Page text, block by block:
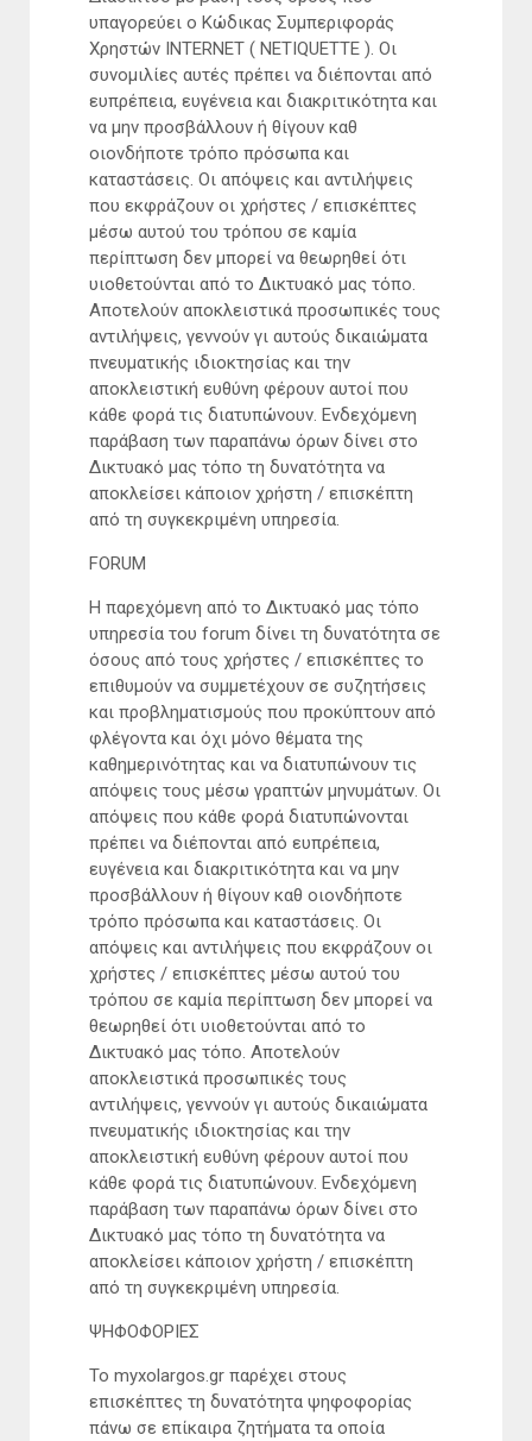
υπαγορεύει ο Κώδικας Συμπεριφοράς
Χρηστών INTERNET ( NETIQUETTE ). Οι
συνομιλίες αυτές πρέπει να διέπονται από
ευπρέπεια, ευγένεια και διακριτικότητα και
να μην προσβάλλουν ή θίγουν καθ
οιονδήποτε τρόπο πρόσωπα και
καταστάσεις. Οι απόψεις και αντιλήψεις
που εκφράζουν οι χρήστες / επισκέπτες
μέσω αυτού του τρόπου σε καμία
περίπτωση δεν μπορεί να θεωρηθεί ότι
υιοθετούνται από το Δικτυακό μας τόπο.
Αποτελούν αποκλειστικά προσωπικές τους
αντιλήψεις, γεννούν γι αυτούς δικαιώματα
πνευματικής ιδιοκτησίας και την
αποκλειστική ευθύνη φέρουν αυτοί που
κάθε φορά τις διατυπώνουν. Ενδεχόμενη
παράβαση των παραπάνω όρων δίνει στο
Δικτυακό μας τόπο τη δυνατότητα να
αποκλείσει κάποιον χρήστη / επισκέπτη
από τη συγκεκριμένη υπηρεσία.
FORUM
Η παρεχόμενη από το Δικτυακό μας τόπο
υπηρεσία του forum δίνει τη δυνατότητα σε
όσους από τους χρήστες / επισκέπτες το
επιθυμούν να συμμετέχουν σε συζητήσεις
και προβληματισμούς που προκύπτουν από
φλέγοντα και όχι μόνο θέματα της
καθημερινότητας και να διατυπώνουν τις
απόψεις τους μέσω γραπτών μηνυμάτων. Οι
απόψεις που κάθε φορά διατυπώνονται
πρέπει να διέπονται από ευπρέπεια,
ευγένεια και διακριτικότητα και να μην
προσβάλλουν ή θίγουν καθ οιονδήποτε
τρόπο πρόσωπα και καταστάσεις. Οι
απόψεις και αντιλήψεις που εκφράζουν οι
χρήστες / επισκέπτες μέσω αυτού του
τρόπου σε καμία περίπτωση δεν μπορεί να
θεωρηθεί ότι υιοθετούνται από το
Δικτυακό μας τόπο. Αποτελούν
αποκλειστικά προσωπικές τους
αντιλήψεις, γεννούν γι αυτούς δικαιώματα
πνευματικής ιδιοκτησίας και την
αποκλειστική ευθύνη φέρουν αυτοί που
κάθε φορά τις διατυπώνουν. Ενδεχόμενη
παράβαση των παραπάνω όρων δίνει στο
Δικτυακό μας τόπο τη δυνατότητα να
αποκλείσει κάποιον χρήστη / επισκέπτη
από τη συγκεκριμένη υπηρεσία.
ΨΗΦΟΦΟΡΙΕΣ
Το myxolargos.gr παρέχει στους
επισκέπτες τη δυνατότητα ψηφοφορίας
πάνω σε επίκαιρα ζητήματα τα οποία